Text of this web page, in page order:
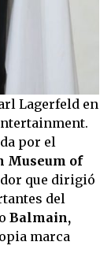
Lagerfeld en
por el
Museum of
que dirigió
del
Balmain,
marca